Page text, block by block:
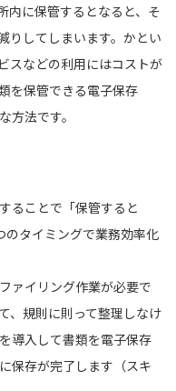
内に保管するとなると、そ
りしてしまいます。かとい
スなどの利用にはコストが
を保管できる電子保存
方法です。
ることで「保管すると
のタイミングで業務効率化
ァイリング作業が必要で
、規則に則って整理しなけ
導入して書類を電子保存
保存が完了します（スキ